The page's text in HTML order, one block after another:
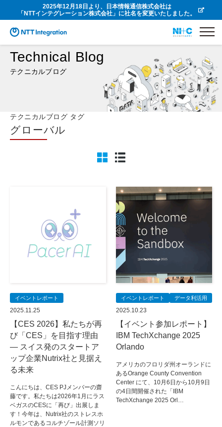
2025年12月18日より、日本情報通信株式会社は
「NTTインテグレーション株式会社」に社名を変更いたしました。
Technical Blog
テクニカルブログ
テクニカルブログ タグ
グローバル
イベントレポート
2025.11.25
【CES 2026】私たちが再
び「CES」を目指す理由
— スイス発のスタートア
ップ企業Nutrix社と見据え
る未来
こんにちは、CES PJメンバーの齋
藤です。私たちは2026年1月にラス
ベガスのCESに「再び」出展しま
す！今年は、Nutrix社のストレスホ
ルモンであるコルチゾール計測ソリ
イベントレポート データ利活用
2025.10.23
【イベント参加レポート】
IBM TechXchange 2025
Orlando
アメリカのフロリダ州オーランドに
あるOrange County Convention
Center にて、10月6日から10月9日
の4日間開催された「IBM
TechXchange 2025 Orl…